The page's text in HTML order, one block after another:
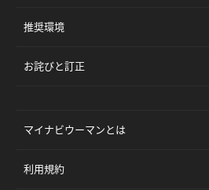
推奨環境
お詫びと訂正
マイナビウーマンとは
利用規約